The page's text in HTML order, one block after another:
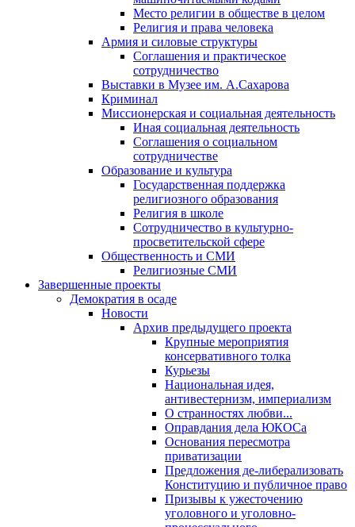
Место религии в обществе в целом
Религия и права человека
Армия и силовые структуры
Соглашения и практическое
сотрудничество
Выставки в Музее им. А.Сахарова
Криминал
Миссионерская и социальная деятельность
Иная социальная деятельность
Соглашения о социальном
сотрудничестве
Образование и культура
Государственная поддержка
религиозного образования
Религия в школе
Сотрудничество в культурно-
просветительской сфере
Общественность и СМИ
Религиозные СМИ
Завершенные проекты
Демократия в осаде
Новости
Архив предыдущего проекта
Крупные мероприятия
консервативного толка
Курьезы
Национальная идея,
антивестернизм, империализм
О странностях любви...
Оправдания дела ЮКОСа
Основания пересмотра
приватизации
Предложения де-либерализовать
Конституцию и публичное право
Призывы к ужесточению
уголовного и уголовно-